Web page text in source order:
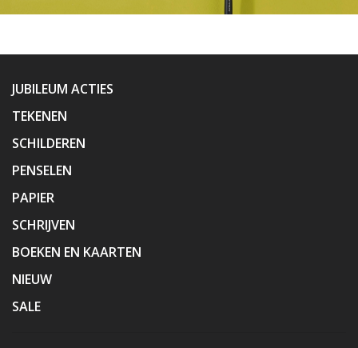
JUBILEUM ACTIES
TEKENEN
SCHILDEREN
PENSELEN
PAPIER
SCHRIJVEN
BOEKEN EN KAARTEN
NIEUW
SALE